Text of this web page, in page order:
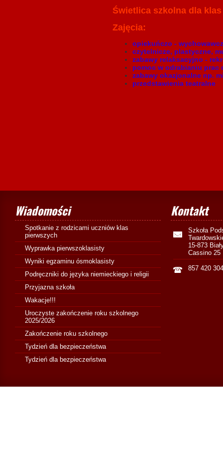
Świetlica szkolna dla
Zajęcia:
opiekuńczo -
czytelnicze, plastyczne,
zabawy relaksacyjno -
pomoc w odrabianiu prac
zabawy okazjonalne np.
przedstawienia teatralne
Wiadomości
Spotkanie z rodzicami uczniów klas
pierwszych
Wyprawka pierwszoklasisty
Wyniki egzaminu ósmoklasisty
Podręczniki do języka niemieckiego i religii
Przyjazna szkoła
Wakacje!!!
Uroczyste zakończenie roku szkolnego
2025/2026
Zakończenie roku szkolnego
Tydzień dla bezpieczeństwa
Tydzień dla bezpieczeństwa
Kontakt
Szkoła
15-873
Cassino 25
857 420